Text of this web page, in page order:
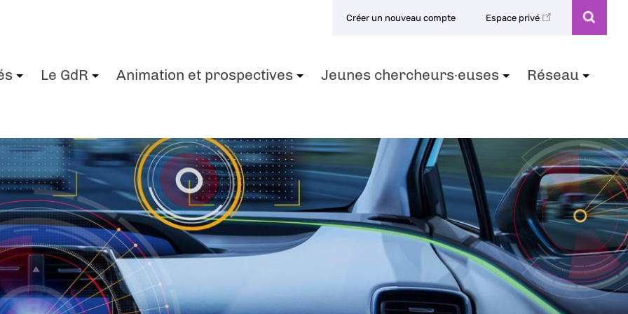
Créer un nouveau compte Espace privé
Le GdR Animation et prospectives Jeunes chercheurs·euses Réseau